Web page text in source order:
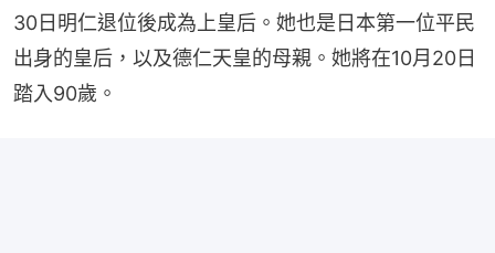
30日明仁退位後成為上皇后。她也是日本第一位平民
出身的皇后，以及德仁天皇的母親。她將在10月20日
踏入90歲。